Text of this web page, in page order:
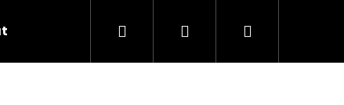
Recepty Značky
Hledat PřihlášeníNákupní